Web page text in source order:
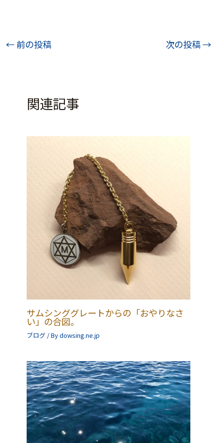
投
←前の投稿 次の投稿→
関連記事
サムシンググレートからの「おやりなさ
い」の合図。
ブログ / Bydowsing.ne.jp